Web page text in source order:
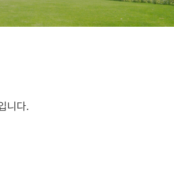
니다.